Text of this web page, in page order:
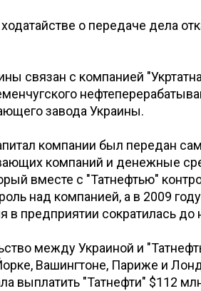
о передаче дела
связан с компанией
завода Украины.
компании был передан
компаний и денежные
вместе с "Татнефтью"
над компанией, а в 2009
в предприятии сократилась до
между Украиной и
Вашингтоне, Париже и
выплатить "Татнефти" $112